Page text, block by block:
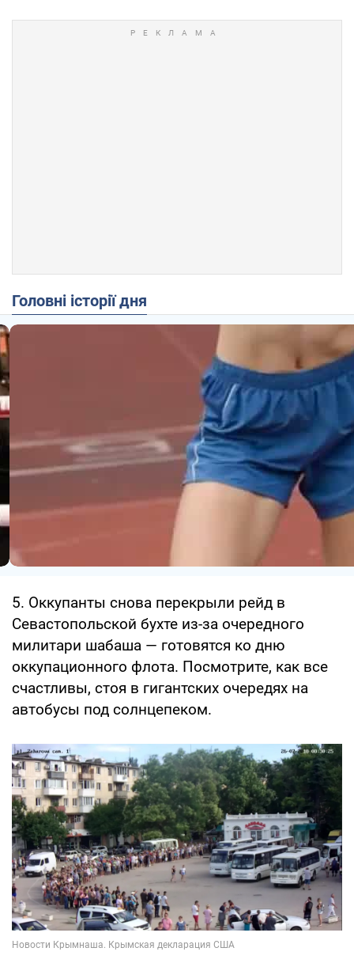
Головні історії дня
5. Оккупанты снова перекрыли рейд в
Севастопольской бухте из-за очередного
милитари шабаша — готовятся ко дню
оккупационного флота. Посмотрите, как все
счастливы, стоя в гигантских очередях на
автобусы под солнцепеком.